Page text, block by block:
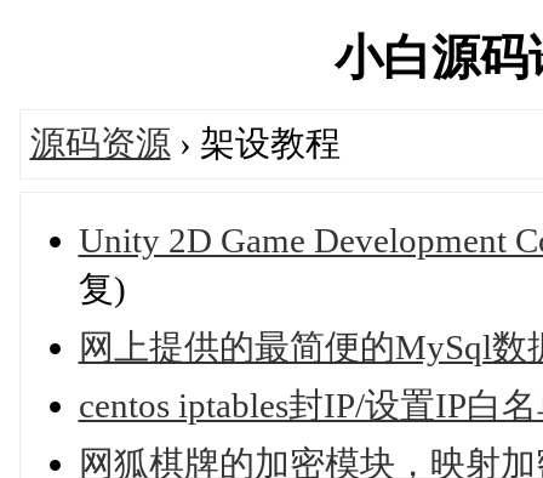
小白源
源码资源 › 架设教程
Unity 2D Game Development
复)
网上提供的最简便的MySql数
centos iptables封IP/设置IP白
网狐棋牌的加密模块，映射